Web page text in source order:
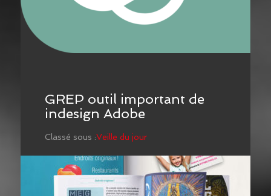
GREP outil important de
indesign Adobe
Classé sous :Veille du jour